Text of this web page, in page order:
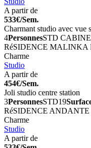
A partir de
533€/Sem.
Charmant studio avec vue
4PersonnesSTD CABINE
RéSIDENCE MALINKA
Charme
Studio
A partir de
454€/Sem.
Joli studio centre station
3PersonnesSTD19
RéSIDENCE ANDANTE
Charme
Studio
A partir de